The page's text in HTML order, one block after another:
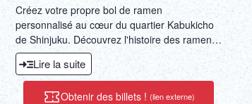
Créez votre propre bol de ramen
personnalisé au cœur du quartier Kabukicho
de Shinjuku. Découvrez l'histoire des ramen,
choisissez parmi différents bouillons et
garnitures, et profitez d'une expérience
culinaire conviviale et familiale à Tokyo.
Lire la suite
Obtenir des billets ! (lien externe)